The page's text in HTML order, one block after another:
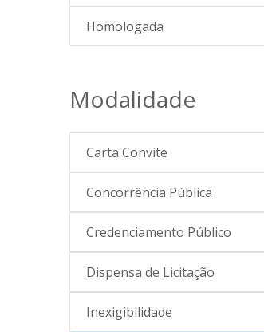
Homologada
Modalidade
Carta Convite
Concorrência Pública
Credenciamento Público
Dispensa de Licitação
Inexigibilidade